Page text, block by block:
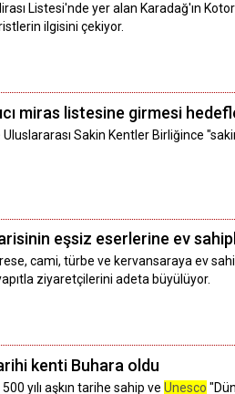
Listesi'nde yer alan Karadağ'ın
ilgisini çekiyor.
miras listesine girmesi
Sakin Kentler Birliğince
eşsiz eserlerine ev
cami, türbe ve kervansaraya ev
ziyaretçilerini adeta büyülüyor.
kenti Buhara oldu
yılı aşkın tarihe sahip ve Unesco